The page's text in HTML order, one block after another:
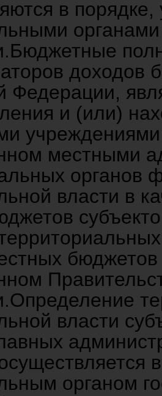
в
доходов
Федерации,
и (или)
местными
органов
власти в
бюджетов
власти
органом